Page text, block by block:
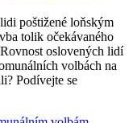
poštižené loňským
tolik očekávaného
oslovených lidí
volbách na
Podívejte se